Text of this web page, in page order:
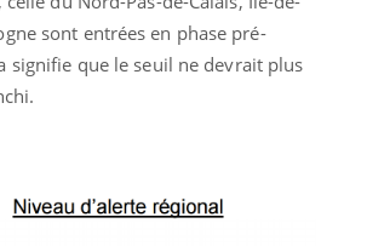
sont entrées en phase pré-
signifie que le seuil ne devrait plus